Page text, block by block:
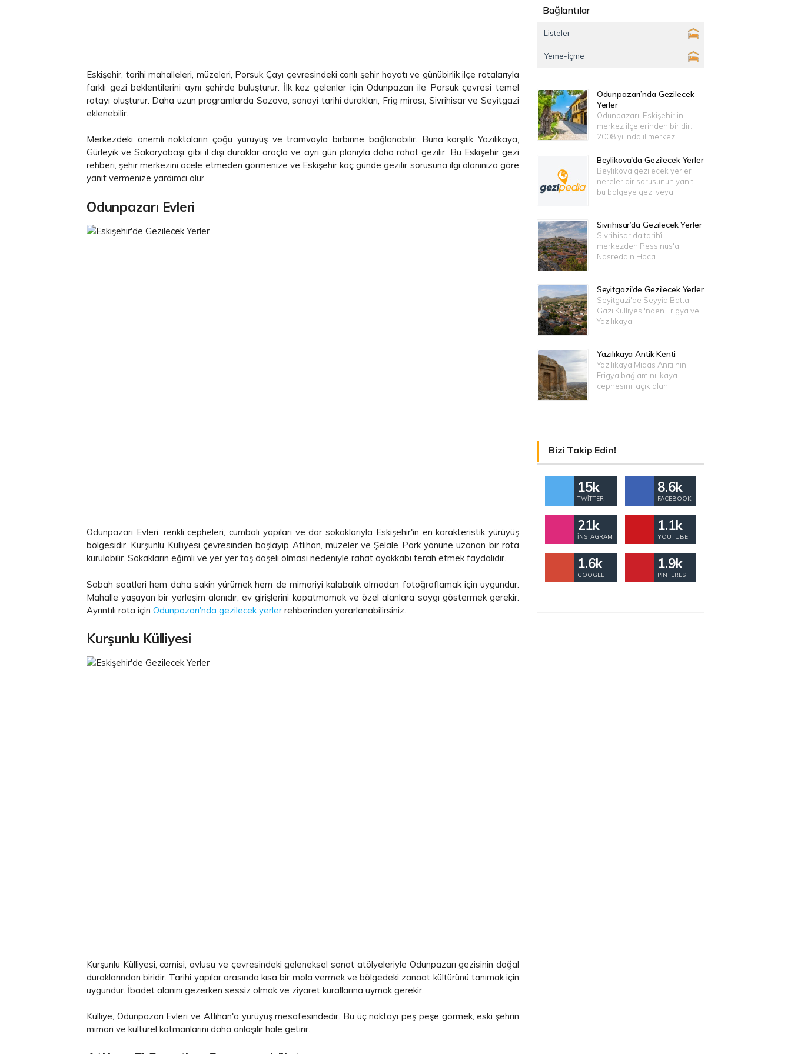
Eskişehir, tarihi mahalleleri, müzeleri, Porsuk Çayı çevresindeki canlı şehir hayatı ve günübirlik ilçe rotalarıyla
farklı gezi beklentilerini aynı şehirde buluşturur. İlk kez gelenler için Odunpazarı ile Porsuk çevresi temel
rotayı oluşturur. Daha uzun programlarda Sazova, sanayi tarihi durakları, Frig mirası, Sivrihisar ve Seyitgazi
eklenebilir.
Merkezdeki önemli noktaların çoğu yürüyüş ve tramvayla birbirine bağlanabilir. Buna karşılık Yazılıkaya,
Gürleyik ve Sakaryabaşı gibi il dışı duraklar araçla ve ayrı gün planıyla daha rahat gezilir. Bu Eskişehir gezi
rehberi, şehir merkezini acele etmeden görmenize ve Eskişehir kaç günde gezilir sorusuna ilgi alanınıza göre
yanıt vermenize yardımcı olur.
Odunpazarı Evleri
Odunpazarı Evleri, renkli cepheleri, cumbalı yapıları ve dar sokaklarıyla Eskişehir'in en karakteristik yürüyüş
bölgesidir. Kurşunlu Külliyesi çevresinden başlayıp Atlıhan, müzeler ve Şelale Park yönüne uzanan bir rota
kurulabilir. Sokakların eğimli ve yer yer taş döşeli olması nedeniyle rahat ayakkabı tercih etmek faydalıdır.
Sabah saatleri hem daha sakin yürümek hem de mimariyi kalabalık olmadan fotoğraflamak için uygundur.
Mahalle yaşayan bir yerleşim alanıdır; ev girişlerini kapatmamak ve özel alanlara saygı göstermek gerekir.
Ayrıntılı rota için Odunpazarı'nda gezilecek yerler rehberinden yararlanabilirsiniz.
Kurşunlu Külliyesi
Kurşunlu Külliyesi, camisi, avlusu ve çevresindeki geleneksel sanat atölyeleriyle Odunpazarı gezisinin doğal
duraklarından biridir. Tarihi yapılar arasında kısa bir mola vermek ve bölgedeki zanaat kültürünü tanımak için
uygundur. İbadet alanını gezerken sessiz olmak ve ziyaret kurallarına uymak gerekir.
Külliye, Odunpazarı Evleri ve Atlıhan'a yürüyüş mesafesindedir. Bu üç noktayı peş peşe görmek, eski şehrin
mimari ve kültürel katmanlarını daha anlaşılır hale getirir.
Bağlantılar
Listeler
Yeme-İçme
Odunpazarı’nda Gezilecek
Yerler
Odunpazarı, Eskişehir’in
merkez ilçelerinden biridir.
2008 yılında il merkezi
Beylikova'da Gezilecek Yerler
Beylikova gezilecek yerler
nereleridir sorusunun yanıtı,
bu bölgeye gezi veya
Sivrihisar’da Gezilecek Yerler
Sivrihisar'da tarihî
merkezden Pessinus'a,
Nasreddin Hoca
Seyitgazi'de Gezilecek Yerler
Seyitgazi'de Seyyid Battal
Gazi Külliyesi'nden Frigya ve
Yazılıkaya
Yazılıkaya Antik Kenti
Yazılıkaya Midas Anıtı'nın
Frigya bağlamını, kaya
cephesini, açık alan
Bizi Takip Edin!
15k
TWITTER
8.6k
FACEBOOK
21k
İNSTAGRAM
1.1k
YOUTUBE
1.6k
GOOGLE
1.9k
PINTEREST